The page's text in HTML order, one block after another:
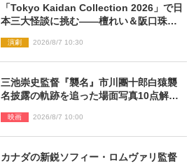
「Tokyo Kaidan Collection 2026」で日
本三大怪談に挑む――檀れい＆阪口珠美
演劇 2026/8/7 10:30
三池崇史監督『襲名』市川團十郎白猿襲
名披露の軌跡を追った場面写真10点解
映画 2026/8/7 10:00
カナダの新鋭ソフィー・ロムヴァリ監督